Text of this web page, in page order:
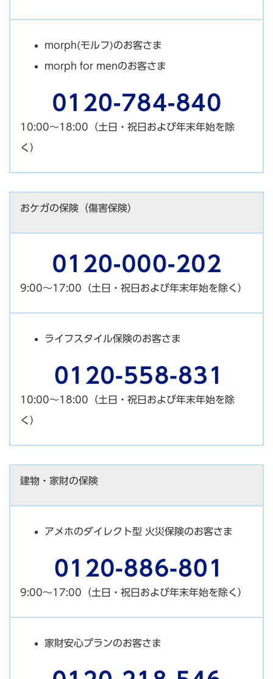
morph(モルフ)のお客さま
morph for menのお客さま
10:00～18:00（土日・祝日および年末年始を除
く）
おケガの保険（傷害保険）
9:00～17:00（土日・祝日および年末年始を除く）
ライフスタイル保険のお客さま
10:00～18:00（土日・祝日および年末年始を除
く）
建物・家財の保険
アメホのダイレクト型 火災保険のお客さま
9:00～17:00（土日・祝日および年末年始を除く）
家財安心プランのお客さま